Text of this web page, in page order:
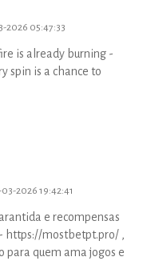
2026 05:47:33
is already burning -
spin is a chance to
2026 19:42:41
e recompensas
https://mostbetpt.pro/ ,
para quem ama jogos e